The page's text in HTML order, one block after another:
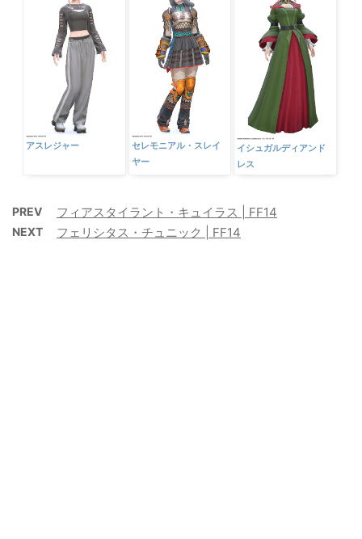
アスレジャー
セレモニアル・スレイ
ヤー
イシュガルディアンド
レス
PREV フィアスタイラント・キュイラス | FF14
NEXT フェリシタス・チュニック | FF14